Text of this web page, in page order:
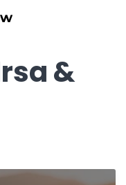
&